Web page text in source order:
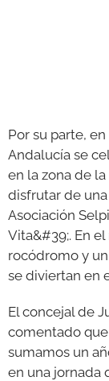
Por su parte,
Andalucía se
en la zona de
disfrutar de
Asociación
Vita&#39;. En
rocódromo y
se diviertan en
El concejal de
comentado
sumamos un
en una jornada